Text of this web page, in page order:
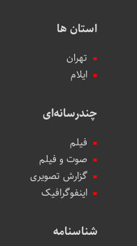
استان ها
تهران
ایلام
چندرسانه‌ای
فیلم
صوت و فیلم
گزارش تصویری
اینفوگرافیک
شناسنامه